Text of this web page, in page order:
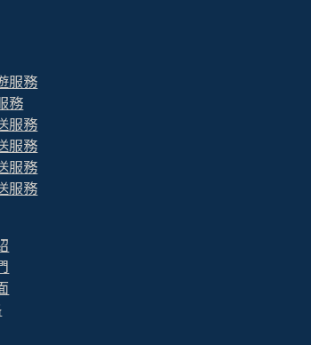
服務
務
服務
服務
服務
服務